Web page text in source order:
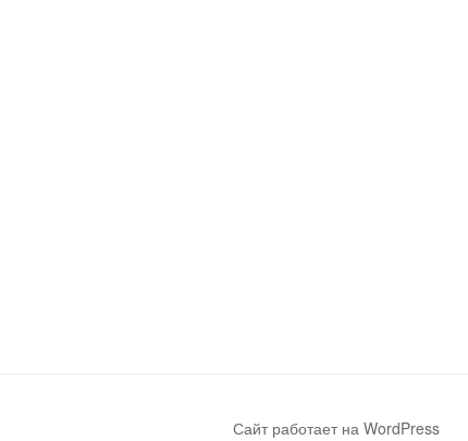
Сайт работает на WordPress